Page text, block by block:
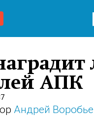
АПК
Андрей